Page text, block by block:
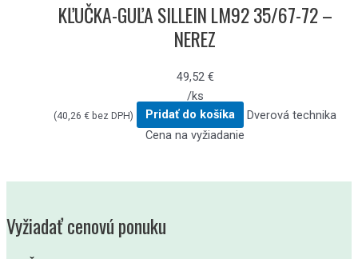
KĽUČKA-GUĽA SILLEIN LM92 35/67-72 –
NEREZ
49,52 €
/ks
(40,26€ bez DPH) Pridať do košíka
Dverová technika
Cena na vyžiadanie
Vyžiadať cenovú ponuku